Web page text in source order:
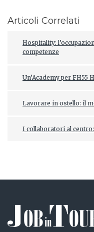
Articoli Correlati
Hospitality:
competenze
Un’Academy per FH55
Lavorare in ostello: il
I collaboratori al